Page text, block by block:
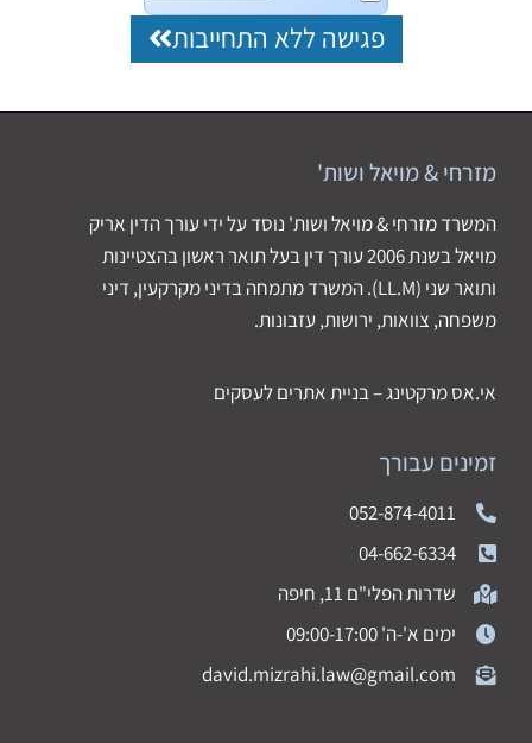
פגישה ללא התחייבות
מזרחי & מויאל ושות'
המשרד מזרחי & מויאל ושות' נוסד על ידי עורך הדין אריק
מויאל בשנת 2006 עורך דין בעל תואר ראשון בהצטיינות
ותואר שני (LL.M). המשרד מתמחה בדיני מקרקעין, דיני
משפחה, צוואות, ירושות, עזבונות.
אי.אס מרקטינג – בניית אתרים לעסקים
זמינים עבורך
052-874-4011
04-662-6334
שדרות הפלי"ם 11, חיפה
ימים א'-ה' 09:00-17:00
david.mizrahi.law@gmail.com